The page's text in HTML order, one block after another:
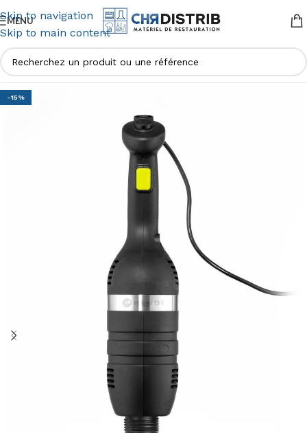
Skip to navigation
Skip to main content
MENU
-15%